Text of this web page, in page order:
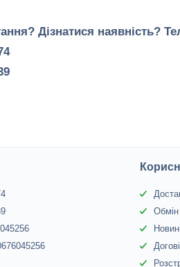
Дізнатися наявність?